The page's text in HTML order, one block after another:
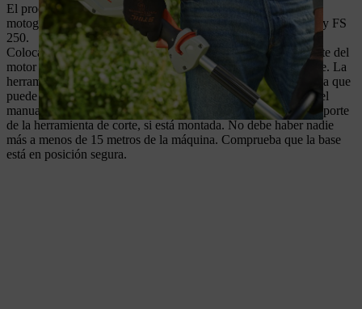
El proceso de arranque de la FS 91 es comparable al de las
motoguadañas FS 80, FS 85, FS 87, FS 100, FS 120, FS 130 y FS
250.
Coloca lamotoguadaña de forma segura en el suelo. El soporte del
motor y la protección de la herramienta de corte forman la base. La
herramienta de corte no debe tocar el suelo ni ningún objeto, ya que
puede girar al arrancar.Llena la motoguadaña de acuerdo con el
manual de instrucciones y desmonta la protección para el transporte
de la herramienta de corte, si está montada. No debe haber nadie
más a menos de 15 metros de la máquina. Comprueba que la base
está en posición segura.